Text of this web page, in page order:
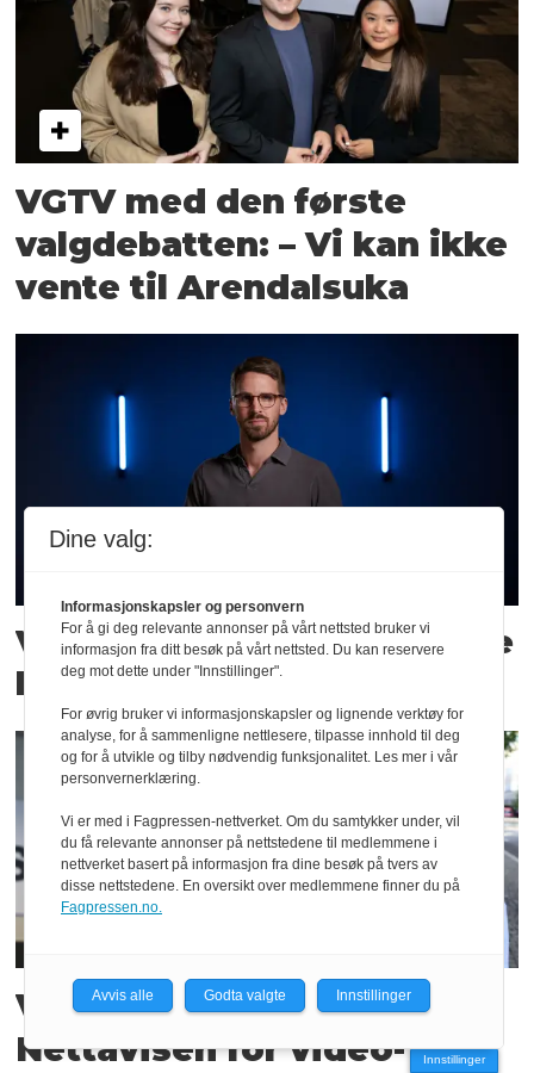
VGTV med den første
valgdebatten: – Vi kan ikke
vente til Arendalsuka
VG lanserer serie om norske
kriminelle
VG-redaktør refser
Nettavisen for video-
Innstillinger
Dine valg:
Informasjonskapsler og personvern
For å gi deg relevante annonser på vårt nettsted bruker vi
informasjon fra ditt besøk på vårt nettsted. Du kan reservere
deg mot dette under "Innstillinger".
For øvrig bruker vi informasjonskapsler og lignende verktøy for
analyse, for å sammenligne nettlesere, tilpasse innhold til deg
og for å utvikle og tilby nødvendig funksjonalitet. Les mer i vår
personvernerklæring.
Vi er med i Fagpressen-nettverket. Om du samtykker under, vil
du få relevante annonser på nettstedene til medlemmene i
nettverket basert på informasjon fra dine besøk på tvers av
disse nettstedene. En oversikt over medlemmene finner du på
Fagpressen.no.
Avvis alle Godta valgte Innstillinger